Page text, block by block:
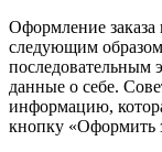
Оформление
следующим
последовательным
данные о себе.
информацию,
кнопку «Оформить